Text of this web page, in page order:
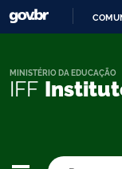
IFF
MINISTÉRIO DA EDUCAÇÃO